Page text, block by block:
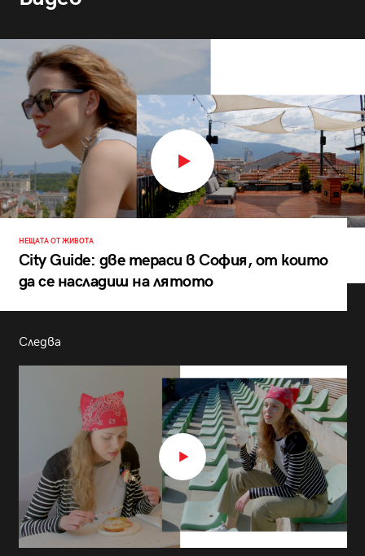
НЕЩАТА ОТ ЖИВОТА
City Guide: две тераси в София, от които
да се насладиш на лятото
Следва